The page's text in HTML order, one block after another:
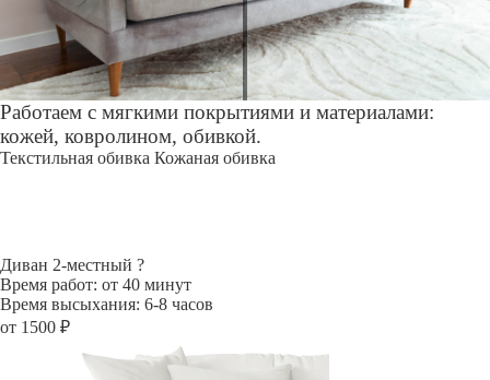
Работаем с мягкими покрытиями и материалами:
кожей, ковролином, обивкой.
Текстильная обивка Кожаная обивка
Диван 2-местный ?
Время работ: от 40 минут
Время высыхания: 6-8 часов
от 1500 ₽